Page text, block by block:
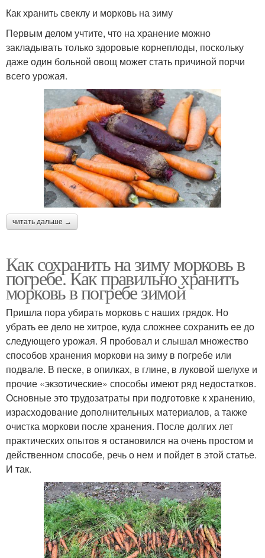
Как хранить свеклу и морковь на зиму
Первым делом учтите, что на хранение можно
закладывать только здоровые корнеплоды, поскольку
даже один больной овощ может стать причиной порчи
всего урожая.
читать дальше →
Как сохранить на зиму морковь в
погребе. Как правильно хранить
морковь в погребе зимой
Пришла пора убирать морковь с наших грядок. Но
убрать ее дело не хитрое, куда сложнее сохранить ее до
следующего урожая. Я пробовал и слышал множество
способов хранения моркови на зиму в погребе или
подвале. В песке, в опилках, в глине, в луковой шелухе и
прочие «экзотические» способы имеют ряд недостатков.
Основные это трудозатраты при подготовке к хранению,
израсходование дополнительных материалов, а также
очистка моркови после хранения. После долгих лет
практических опытов я остановился на очень простом и
действенном способе, речь о нем и пойдет в этой статье.
И так.